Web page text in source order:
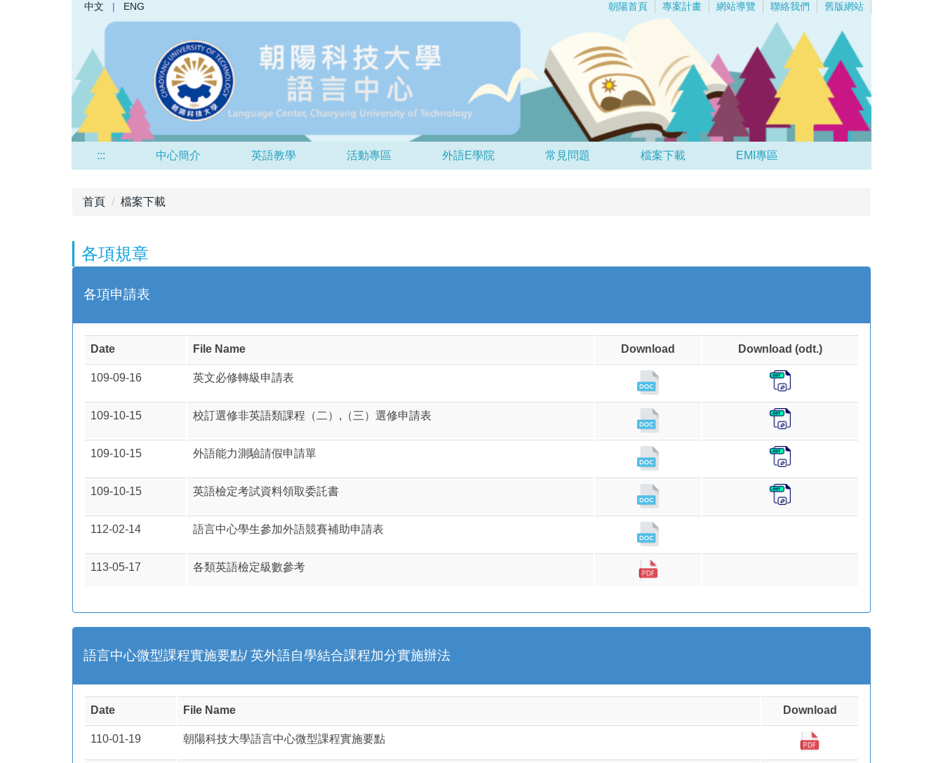
朝陽首頁 專案計畫 網站導覽 聯絡我們 舊版網站
中文 ENG
::: 中心簡介 英語教學 活動專區 外語e學院 常見問題 檔案下載 EMI專區
首頁 檔案下載
各項規章
各項申請表
Date File Name Download Download (odt.)
109-09-16 英文必修轉級申請表
109-10-15 校訂選修非英語類課程（二）,（三）選修申請表
109-10-15 外語能力測驗請假申請單
109-10-15 英語檢定考試資料領取委託書
112-02-14 語言中心學生參加外語競賽補助申請表
113-05-17 各類英語檢定級數參考
語言中心微型課程實施要點/ 英外語自學結合課程加分實施辦法
Date File Name Download
110-01-19 朝陽科技大學語言中心微型課程實施要點